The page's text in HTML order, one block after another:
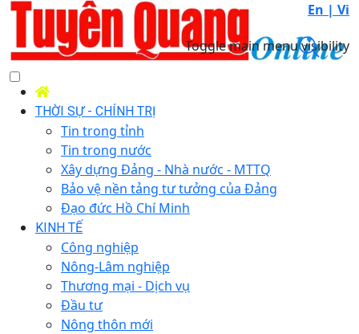
En | Vi
Toggle main menu visibility
THỜI SỰ - CHÍNH TRỊ
Tin trong tỉnh
Tin trong nước
Xây dựng Đảng - Nhà nước - MTTQ
Bảo vệ nền tảng tư tưởng của Đảng
Đạo đức Hồ Chí Minh
KINH TẾ
Công nghiệp
Nông-Lâm nghiệp
Thương mại - Dịch vụ
Đầu tư
Nông thôn mới